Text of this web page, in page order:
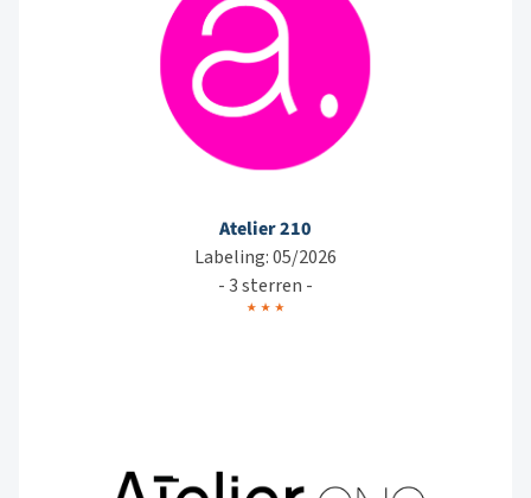
Atelier 210
Labeling: 05/2026
- 3 sterren -